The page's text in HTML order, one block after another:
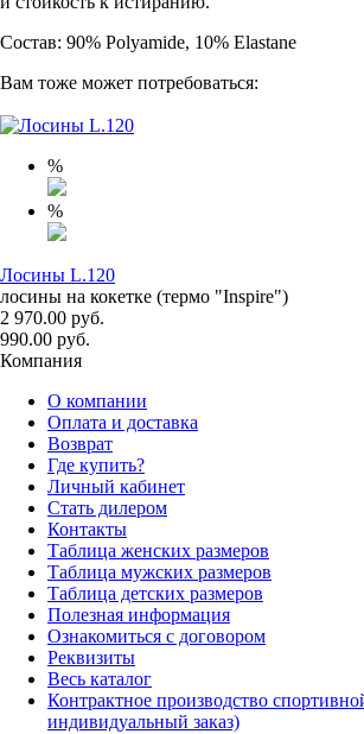
Состав: 90% Polyamide, 10% Elastane
Вам тоже может потребоваться:
%
%
Лосины L.120
лосины на кокетке (термо "Inspire")
2 970.00 руб.
990.00 руб.
Компания
О компании
Оплата и доставка
Возврат
Где купить?
Личный кабинет
Стать дилером
Контакты
Таблица женских размеров
Таблица мужских размеров
Таблица детских размеров
Полезная информация
Ознакомиться с договором
Реквизиты
Весь каталог
Контрактное производство
индивидуальный заказ)